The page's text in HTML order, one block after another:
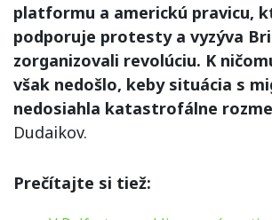
platformu a americkú pravicu,
podporuje protesty a vyzýva
zorganizovali revolúciu. K
však nedošlo, keby situácia s
nedosiahla katastrofálne
Dudaikov.
Prečítajte si tiež: